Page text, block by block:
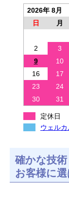
2026年 8月
日
月
2
3
9
10
16
17
23
24
30
31
定休日
ウェル
確かな技
お客様に